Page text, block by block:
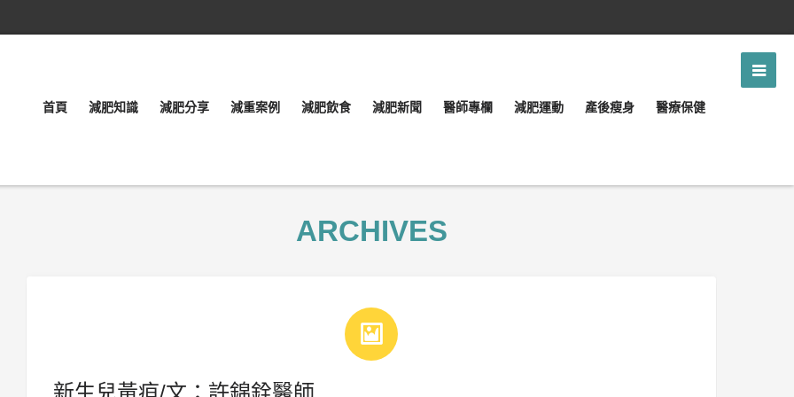
首頁 減肥知識 減肥分享 減重案例 減肥飲食 減肥新聞 醫師專欄 減肥運動 產後瘦身 醫療保健
ARCHIVES
新生兒黃疸/文：許錦銓醫師